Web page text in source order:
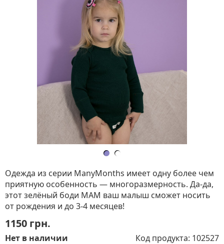
Одежда из серии ManyMonths имеет одну более чем
приятную особенность — многоразмерность. Да-да,
этот зелёный боди МАМ ваш малыш сможет носить
от рождения и до 3-4 месяцев!
1150 грн.
Нет в наличии Код продукта: 102527